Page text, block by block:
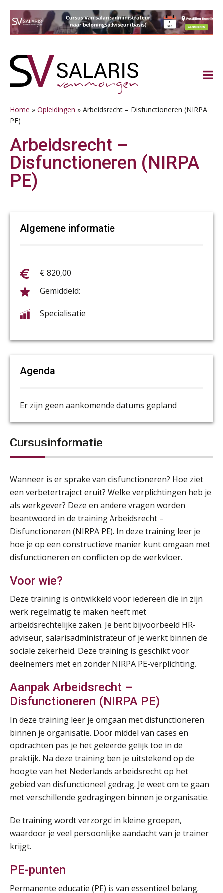
naar
hoofdnavigatie
naar
hoofd
naar
eerste
naar
voettekst
Home » Opleidingen » Arbeidsrecht – Disfunctioneren (NIRPA
PE)
Arbeidsrecht –
Disfunctioneren (NIRPA
PE)
Algemene informatie
€ 820,00
Specialisatie
Agenda
Er zijn geen aankomende datums gepland
Cursusinformatie
Wanneer is er sprake van disfunctioneren? Hoe ziet
een verbetertraject eruit? Welke verplichtingen heb je
als werkgever? Deze en andere vragen worden
beantwoord in de training Arbeidsrecht –
Disfunctioneren (NIRPA PE). In deze training leer je
hoe je op een constructieve manier kunt omgaan met
disfunctioneren en conflicten op de werkvloer.
Voor wie?
Deze training is ontwikkeld voor iedereen die in zijn
werk regelmatig te maken heeft met
arbeidsrechtelijke zaken. Je bent bijvoorbeeld HR-
adviseur, salarisadministrateur of je werkt binnen de
sociale zekerheid. Deze training is geschikt voor
deelnemers met en zonder NIRPA PE-verplichting.
Aanpak Arbeidsrecht –
Disfunctioneren (NIRPA PE)
In deze training leer je omgaan met disfunctioneren
binnen je organisatie. Door middel van cases en
opdrachten pas je het geleerde gelijk toe in de
praktijk. Na deze training ben je uitstekend op de
hoogte van het Nederlands arbeidsrecht op het
gebied van disfunctioneel gedrag. Je weet om te gaan
met verschillende gedragingen binnen je organisatie.
De training wordt verzorgd in kleine groepen,
waardoor je veel persoonlijke aandacht van je trainer
krijgt.
PE-punten
Permanente educatie (PE) is van essentieel belang.